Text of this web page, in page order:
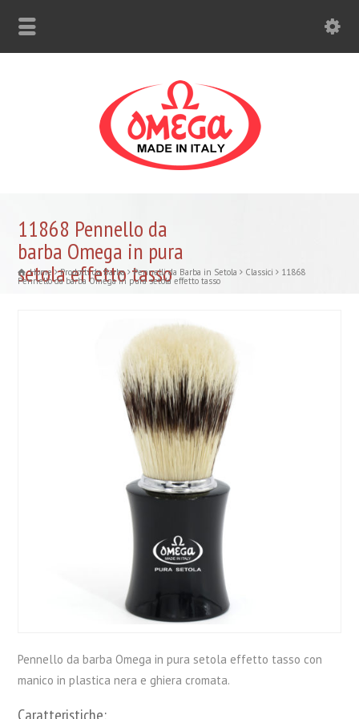
11868 Pennello da
barba Omega in pura
setola effetto tasso
Home Prodotti da Barba Pennelli da Barba in Setola Classici 11868
Pennello da barba Omega in pura setola effetto tasso
Pennello da barba Omega in pura setola effetto tasso con
manico in plastica nera e ghiera cromata.